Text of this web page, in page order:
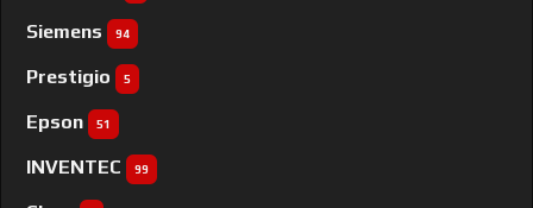
Siemens 94
Prestigio 5
Epson 51
INVENTEC 99